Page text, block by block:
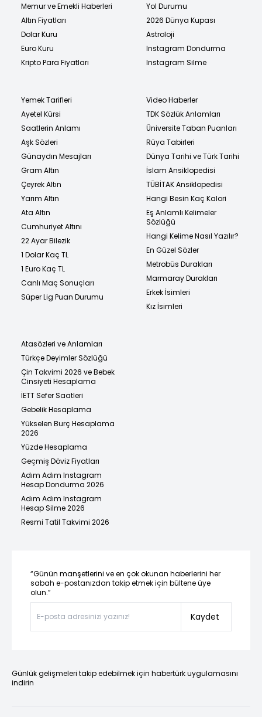
Memur ve Emekli Haberleri
Altın Fiyatları
Dolar Kuru
Euro Kuru
Kripto Para Fiyatları
Yol Durumu
2026 Dünya Kupası
Astroloji
Instagram Dondurma
Instagram Silme
Yemek Tarifleri
Ayetel Kürsi
Saatlerin Anlamı
Aşk Sözleri
Günaydın Mesajları
Gram Altın
Çeyrek Altın
Yarım Altın
Ata Altın
Cumhuriyet Altını
22 Ayar Bilezik
1 Dolar Kaç TL
1 Euro Kaç TL
Canlı Maç Sonuçları
Süper Lig Puan Durumu
Video Haberler
TDK Sözlük Anlamları
Üniversite Taban Puanları
Rüya Tabirleri
Dünya Tarihi ve Türk Tarihi
İslam Ansiklopedisi
TÜBİTAK Ansiklopedisi
Hangi Besin Kaç Kalori
Eş Anlamlı Kelimeler
Sözlüğü
Hangi Kelime Nasıl Yazılır?
En Güzel Sözler
Metrobüs Durakları
Marmaray Durakları
Erkek İsimleri
Kız İsimleri
Atasözleri ve Anlamları
Türkçe Deyimler Sözlüğü
Çin Takvimi 2026 ve Bebek
Cinsiyeti Hesaplama
İETT Sefer Saatleri
Gebelik Hesaplama
Yükselen Burç Hesaplama
2026
Yüzde Hesaplama
Geçmiş Döviz Fiyatları
Adım Adım Instagram
Hesap Dondurma 2026
Adım Adım Instagram
Hesap Silme 2026
Resmi Tatil Takvimi 2026
“Günün manşetlerini ve en çok okunan haberlerini her
sabah e-postanızdan takip etmek için bültene üye
olun.”
Kaydet
Günlük gelişmeleri takip edebilmek için habertürk uygulamasını
indirin